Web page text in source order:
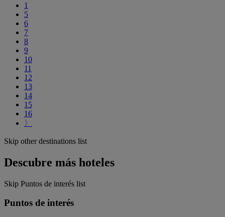
1
5
6
7
8
9
10
11
12
13
14
15
16
〉
Skip other destinations list
Descubre más hoteles
Skip Puntos de interés list
Puntos de interés